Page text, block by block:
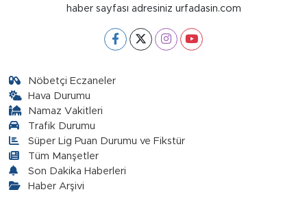
haber sayfası adresiniz urfadasin.com
Nöbetçi Eczaneler
Hava Durumu
Namaz Vakitleri
Trafik Durumu
Süper Lig Puan Durumu ve Fikstür
Tüm Manşetler
Son Dakika Haberleri
Haber Arşivi